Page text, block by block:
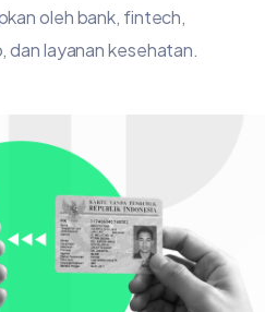
oleh bank, fintech,
layanan kesehatan.